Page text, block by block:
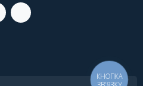
КНОПКА